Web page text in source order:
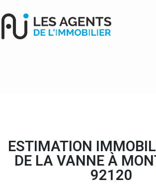
ESTIMATION
DE LA VANNE À
92120